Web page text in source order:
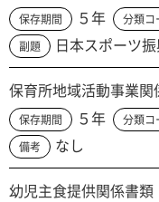
保存期間 ５年 分類コ
副題 日本スポーツ
保育所地域活動事業関
保存期間 ５年 分類コ
備考 なし
幼児主食提供関係書類